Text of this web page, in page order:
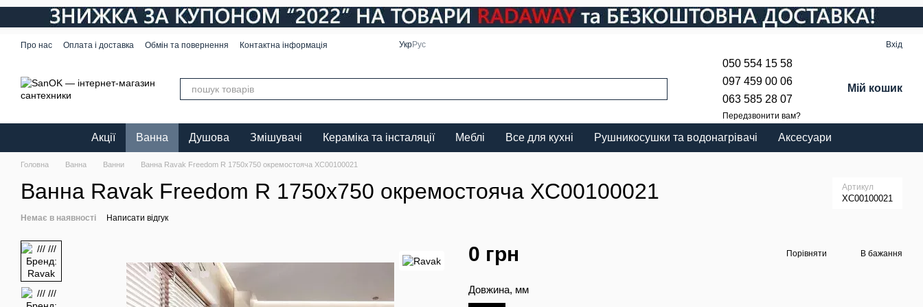
Перейти до основного контенту
Про нас Оплата і доставка Обмін та повернення Контактна інформація УкрРус Вхід
050 554 15 58
097 459 00 06
063 585 28 07
Передзвонити вам?
Мій кошик
Акції Ванна Душова Змішувачі Кераміка та інсталяції Меблі Все для кухні Рушникосушки та водонагрівачі Аксесуари
Головна Ванна Ванни Ванна Ravak Freedom R 1750x750 окремостояча XC00100021
Ванна Ravak Freedom R 1750x750 окремостояча XC00100021 Артикул
XC00100021
Немає в наявності Написати відгук
0 грн Порівняти В бажання
Довжина, мм